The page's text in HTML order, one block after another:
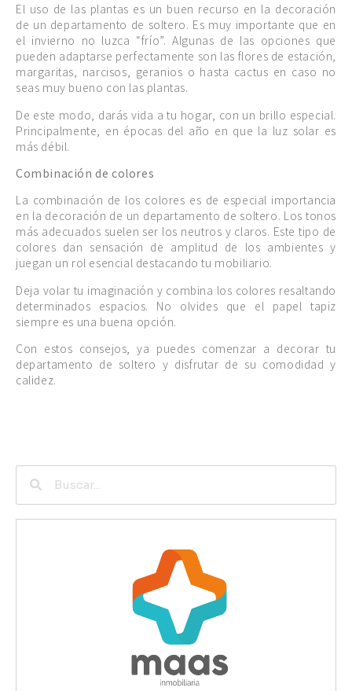
El uso de las plantas es un buen recurso en la decoración
de un departamento de soltero. Es muy importante que en
el invierno no luzca “frío”. Algunas de las opciones que
pueden adaptarse perfectamente son las flores de estación,
margaritas, narcisos, geranios o hasta cactus en caso no
seas muy bueno con las plantas.
De este modo, darás vida a tu hogar, con un brillo especial.
Principalmente, en épocas del año en que la luz solar es
más débil.
Combinación de colores
La combinación de los colores es de especial importancia
en la decoración de un departamento de soltero. Los tonos
más adecuados suelen ser los neutros y claros. Este tipo de
colores dan sensación de amplitud de los ambientes y
juegan un rol esencial destacando tu mobiliario.
Deja volar tu imaginación y combina los colores resaltando
determinados espacios. No olvides que el papel tapiz
siempre es una buena opción.
Con estos consejos, ya puedes comenzar a decorar tu
departamento de soltero y disfrutar de su comodidad y
calidez.